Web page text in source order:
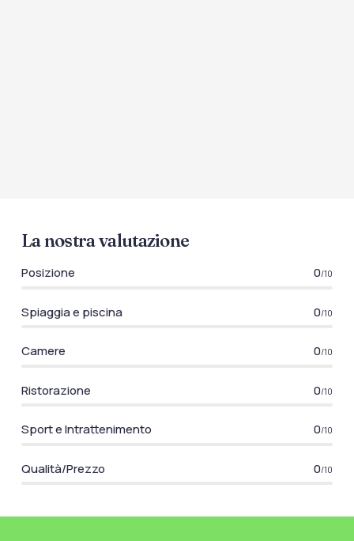
La nostra valutazione
Posizione 0/10
Spiaggia e piscina 0/10
Camere 0/10
Ristorazione 0/10
Sport e Intrattenimento 0/10
Qualità/Prezzo 0/10